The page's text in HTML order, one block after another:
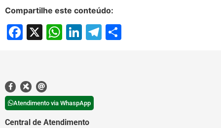
Compartilhe este conteúdo:
Facebook
X WhatsApp
LinkedIn
Telegram
Atendimento via WhaspApp
Central de Atendimento